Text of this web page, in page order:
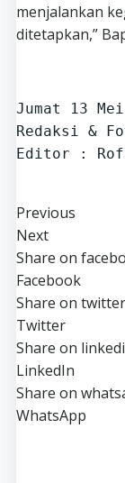
menjalankan
ditetapkan,”
Jumat 13
Redaksi &
Editor :
Previous
Next
Share on
Facebook
Share on twitter
Twitter
Share on
LinkedIn
Share on
WhatsApp